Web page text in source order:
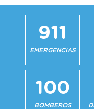
911
EMERGENCIAS
100
BOMBEROS